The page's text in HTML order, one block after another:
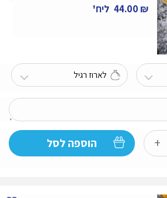
44.00 ₪ ליח'
+ הוספה לסל